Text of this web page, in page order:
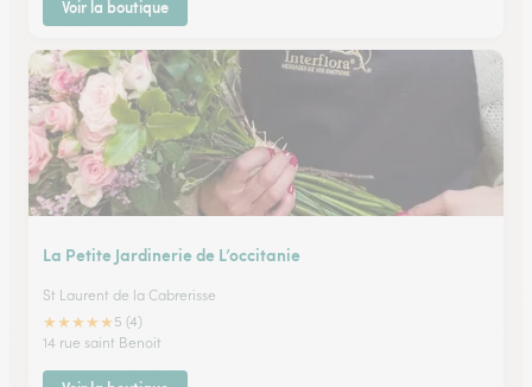
Voir la boutique
La Petite Jardinerie de L’occitanie
St Laurent de la Cabrerisse
★★★★★ 5 (4)
14 rue saint Benoit